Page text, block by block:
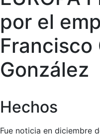
por el
Francisco
González
Hechos
Fue noticia en diciembre